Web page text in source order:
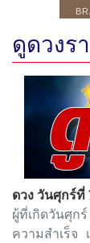
ดูดวงร
ดวง วันศุกร์
ผู้ที่เกิดวันศุก
ความสำเร็จ